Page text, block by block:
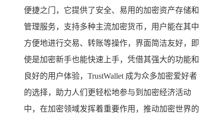
便捷之门，它提供了安全、易用的加密资产存储和
管理服务，支持多种主流加密货币，用户能在其中
方便地进行交易、转账等操作，界面简洁友好，即
使是加密新手也能快速上手，凭借其强大的功能和
良好的用户体验，TrustWallet 成为众多加密爱好者
的选择，助力人们更轻松地参与到加密经济活动
中，在加密领域发挥着重要作用，推动加密世界的